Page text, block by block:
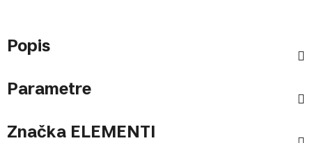
Popis
Parametre
Značka ELEMENTI